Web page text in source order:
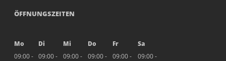
ÖFFNUNGSZEITEN
Mo Di Mi Do Fr
Sa
09:00 -
09:00 -
09:00 -
09:00 -
09:00 -
09:00 -